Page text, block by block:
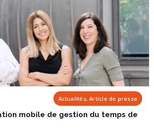
de gestion du temps de...
Actualités, Article de presse
mobile de gestion du temps de